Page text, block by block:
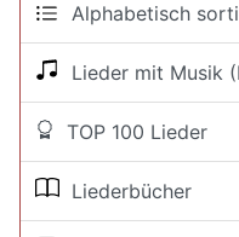
Alphabetisch
Lieder mit Musik
TOP 100 Lieder
Liederbücher